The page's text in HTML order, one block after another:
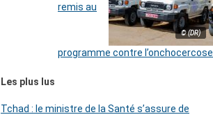
© (DR)
remis au
programme contre l’onchocercose
Les plus lus
Tchad : le ministre de la Santé s’assure de